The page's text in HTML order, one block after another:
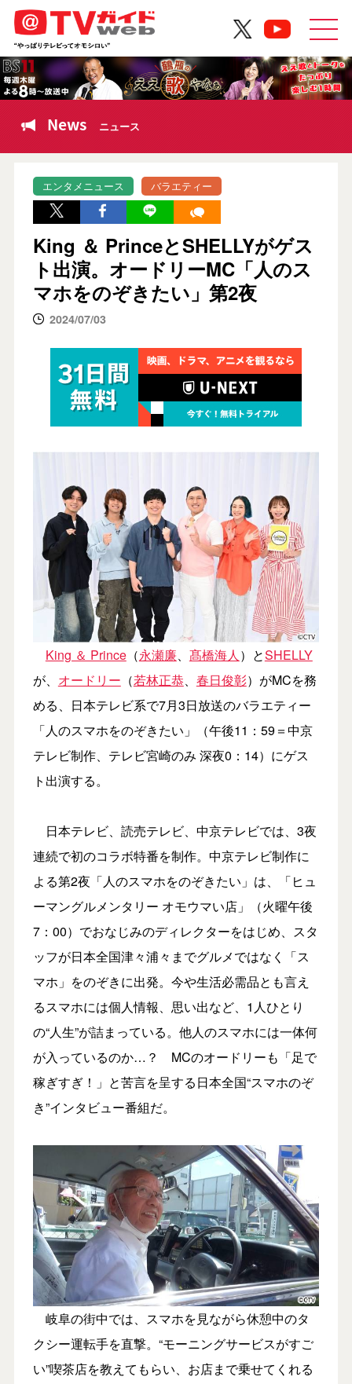
News ニュース
エンタメニュース バラエティー
King ＆ PrinceとSHELLYがゲス
ト出演。オードリーMC「人のス
マホをのぞきたい」第2夜
2024/07/03
King ＆ Prince（永瀬廉、 髙橋海人）とSHELLY
が、 オードリー （若林正恭、 春日俊彰）がMCを務
める、日本テレビ系で7月3日放送のバラエティー
「人のスマホをのぞきたい」（午後11：59＝中京
テレビ制作、テレビ宮崎のみ 深夜0：14）にゲス
ト出演する。
日本テレビ、読売テレビ、中京テレビでは、3夜
連続で初のコラボ特番を制作。中京テレビ制作に
よる第2夜「人のスマホをのぞきたい」は、「ヒュ
ーマングルメンタリー オモウマい店」（火曜午後
7：00）でおなじみのディレクターをはじめ、スタ
ッフが日本全国津々浦々までグルメではなく「ス
マホ」をのぞきに出発。今や生活必需品とも言え
るスマホには個人情報、思い出など、1人ひとり
の“人生”が詰まっている。他人のスマホには一体何
が入っているのか…？ MCのオードリーも「足で
稼ぎすぎ！」と苦言を呈する日本全国“スマホのぞ
き”インタビュー番組だ。
岐阜の街中では、スマホを見ながら休憩中のタ
クシー運転手を直撃。“モーニングサービスがすご
い”喫茶店を教えてもらい、お店まで乗せてくれる